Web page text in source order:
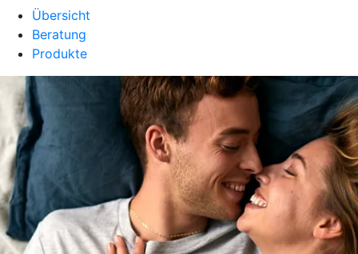
Übersicht
Beratung
Produkte